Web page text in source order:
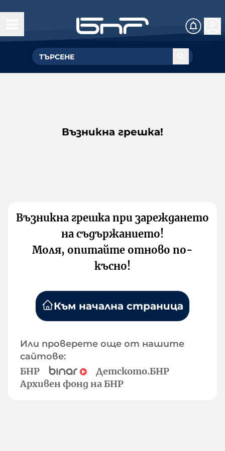
Възникна грешка!
Възникна грешка при зареждането
на съдържанието!
Моля, опитайте отново по-
късно!
Към начална страница
Или проверете още от нашите
сайтове:
БНР
Детското.БНР
Архивен фонд на БНР